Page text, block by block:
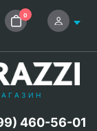
0
460-56-01